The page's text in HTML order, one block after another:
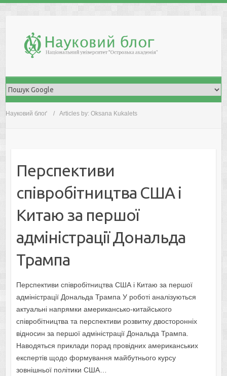
Науковий блоґ Articles by: Oksana Kukalets
Перспективи
співробітництва США і
Китаю за першої
адміністрації Дональда
Трампа
Перспективи співробітництва США і Китаю за першої
адміністрації Дональда Трампа У роботі аналізуються
актуальні напрямки американсько-китайського
співробітництва та перспективи розвитку двосторонніх
відносин за першої адміністрації Дональда Трампа.
Наводяться приклади порад провідних американських
експертів щодо формування майбутнього курсу
зовнішньої політики США…